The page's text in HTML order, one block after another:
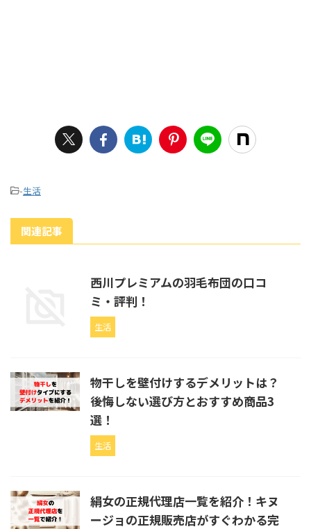
-生活
関連記事
西川プレミアムの羽毛布団の口コ
ミ・評判！
生活
物干しを壁付けするデメリットは？
後悔しない選び方とおすすめ商品3
選！
生活
絹女の正規代理店一覧を紹介！キヌ
ージョの正規販売店がすぐわかる完